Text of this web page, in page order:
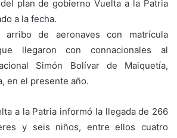
plan de gobierno Vuelta a la Patria
a la fecha.
de aeronaves con matrícula
llegaron con connacionales al
Simón Bolívar de Maiquetía,
en el presente año.
a la Patria informó la llegada de 266
y seis niños, entre ellos cuatro